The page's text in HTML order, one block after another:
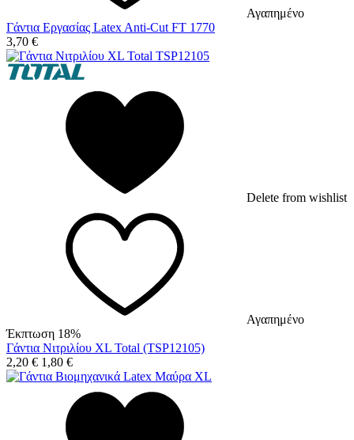
Αγαπημένο
Γάντια Εργασίας Latex Anti-Cut FT 1770
3,70 €
Delete from wishlist
Αγαπημένο
Έκπτωση 18%
Γάντια Νιτριλίου XL Total (TSP12105)
2,20 € 1,80 €